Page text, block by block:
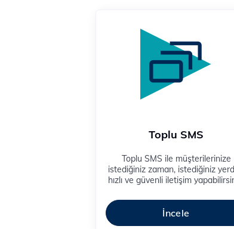
Toplu SMS
Toplu SMS ile müşterilerinize
istediğiniz zaman, istediğiniz
hızlı ve güvenli iletişim
İncele